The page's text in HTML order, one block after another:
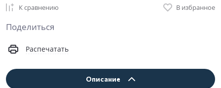
К сравнению В избранное
Поделиться
Распечатать
Описание